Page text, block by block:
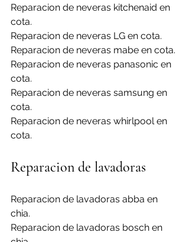
Reparacion de neveras kitchenaid en
cota.
Reparacion de neveras LG en cota.
Reparacion de neveras mabe en cota.
Reparacion de neveras panasonic en
cota.
Reparacion de neveras samsung en
cota.
Reparacion de neveras whirlpool en
cota.
Reparacion de lavadoras
Reparacion de lavadoras abba en
chia.
Reparacion de lavadoras bosch en